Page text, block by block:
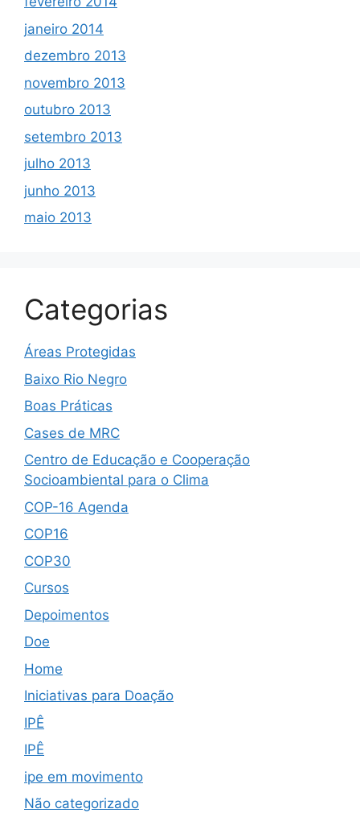
janeiro 2014
dezembro 2013
novembro 2013
outubro 2013
setembro 2013
julho 2013
junho 2013
maio 2013
Categorias
Áreas Protegidas
Baixo Rio Negro
Boas Práticas
Cases de MRC
Centro de Educação e Cooperação
Socioambiental para o Clima
COP-16 Agenda
COP16
COP30
Cursos
Depoimentos
Doe
Home
Iniciativas para Doação
IPÊ
IPÊ
ipe em movimento
Não categorizado